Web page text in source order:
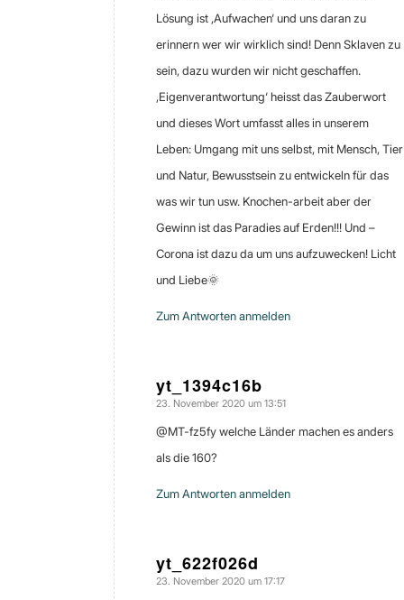
Lösung ist ‚Aufwachen‘ und uns daran zu
erinnern wer wir wirklich sind! Denn Sklaven zu
sein, dazu wurden wir nicht geschaffen.
‚Eigenverantwortung‘ heisst das Zauberwort
und dieses Wort umfasst alles in unserem
Leben: Umgang mit uns selbst, mit Mensch, Tier
und Natur, Bewusstsein zu entwickeln für das
was wir tun usw. Knochen-arbeit aber der
Gewinn ist das Paradies auf Erden!!! Und –
Corona ist dazu da um uns aufzuwecken! Licht
und Liebe🌞
Zum Antworten anmelden
yt_1394c16b
sagte:
23. November 2020 um 13:51
@MT-fz5fy welche Länder machen es anders
als die 160?
Zum Antworten anmelden
yt_622f026d
sagte:
23. November 2020 um 17:17